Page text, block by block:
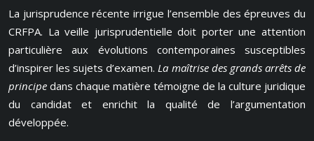
La jurisprudence récente irrigue l’ensemble des épreuves du
CRFPA. La veille jurisprudentielle doit porter une attention
particulière aux évolutions contemporaines susceptibles
d’inspirer les sujets d’examen.La maîtrise des grands arrêts de
principe dans chaque matière témoigne de la culture juridique
du candidat et enrichit la qualité de l’argumentation
développée.